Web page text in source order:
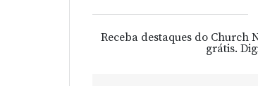
Receba destaques do Church
grátis.